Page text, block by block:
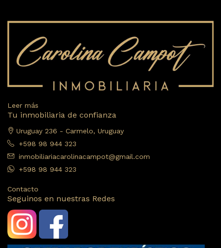
Leer más
Tu inmobiliaria de confianza
Uruguay 236 - Carmelo, Uruguay
+598 98 944 323
inmobiliariacarolinacampot@gmail.com
+598 98 944 323
Contacto
Seguinos en nuestras Redes